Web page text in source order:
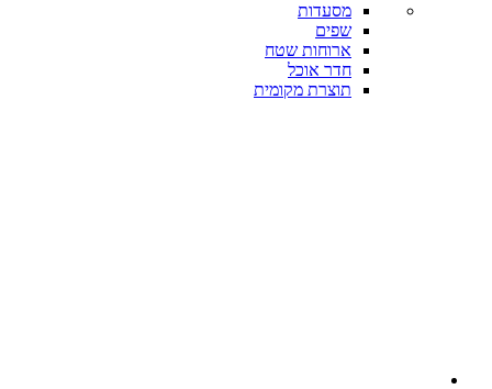
מסעדות
שפים
ארוחות שטח
חדר אוכל
תוצרת מקומית